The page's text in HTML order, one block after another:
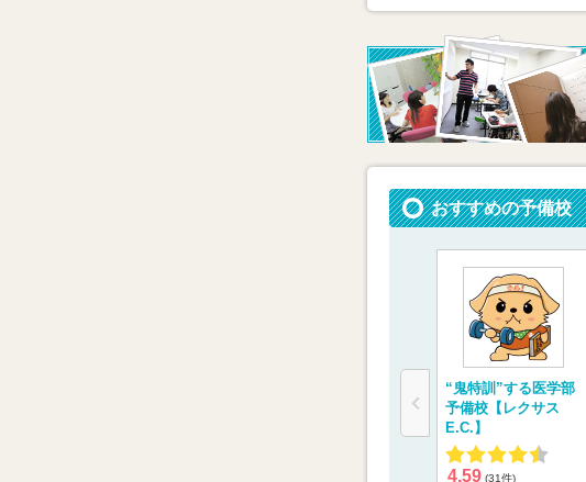
おすすめの予備校
“鬼特訓”する医学部
予備校【レクサス
E.C.】
4.59 (31件)